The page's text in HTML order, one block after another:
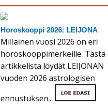
Horoskooppi 2026: LEIJONA
Millainen vuosi 2026 on eri
horoskooppimerkeille. Tästä
artikkelista löydät LEIJONAN
vuoden 2026 astrologisen
ennustuksen...